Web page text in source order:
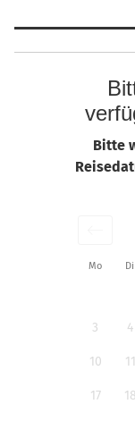
Bitte
Mo Di
3 4
10 11
17 18